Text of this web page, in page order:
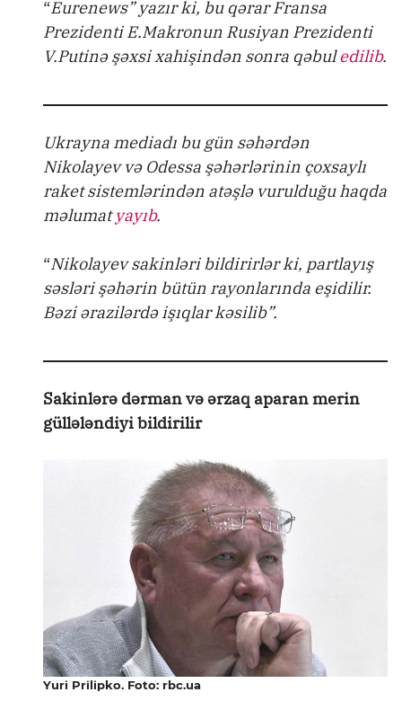
“Eurenews” yazır ki, bu qərar Fransa
Prezidenti E.Makronun Rusiyan Prezidenti
V.Putinə şəxsi xahişindən sonra qəbuledilib.
Ukrayna mediadı bu gün səhərdən
Nikolayev və Odessa şəhərlərinin çoxsaylı
raket sistemlərindən atəşlə vurulduğu haqda
məlumatyayıb.
“Nikolayev sakinləri bildirirlər ki, partlayış
səsləri şəhərin bütün rayonlarında eşidilir.
Bəzi ərazilərdə işıqlar kəsilib”.
Sakinlərə dərman və ərzaq aparan merin
güllələndiyi bildirilir
Yuri Prilipko. Foto: rbc.ua